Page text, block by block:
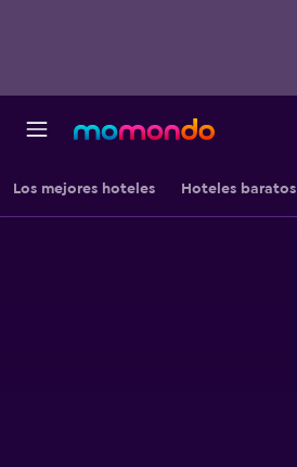
Los mejores hoteles Hoteles baratos